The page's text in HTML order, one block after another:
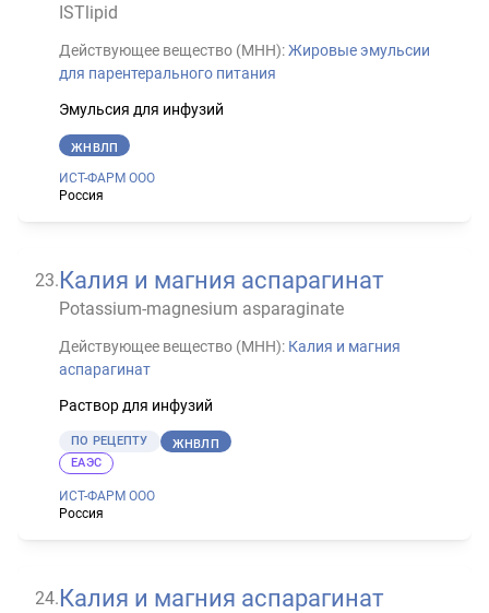
ISTlipid
Действующее вещество (МНН):Жировые эмульсии
для парентерального питания
Эмульсия для инфузий
ЖНВЛП
ИСТ-ФАРМ ООО
Россия
23.Калия и магния аспарагинат
Potassium-magnesium asparaginate
Действующее вещество (МНН): Калия и магния
аспарагинат
Раствор для инфузий
ПО РЕЦЕПТУ ЖНВЛП
ИСТ-ФАРМ ООО
Россия
ЕАЭС
24.Калия и магния аспарагинат